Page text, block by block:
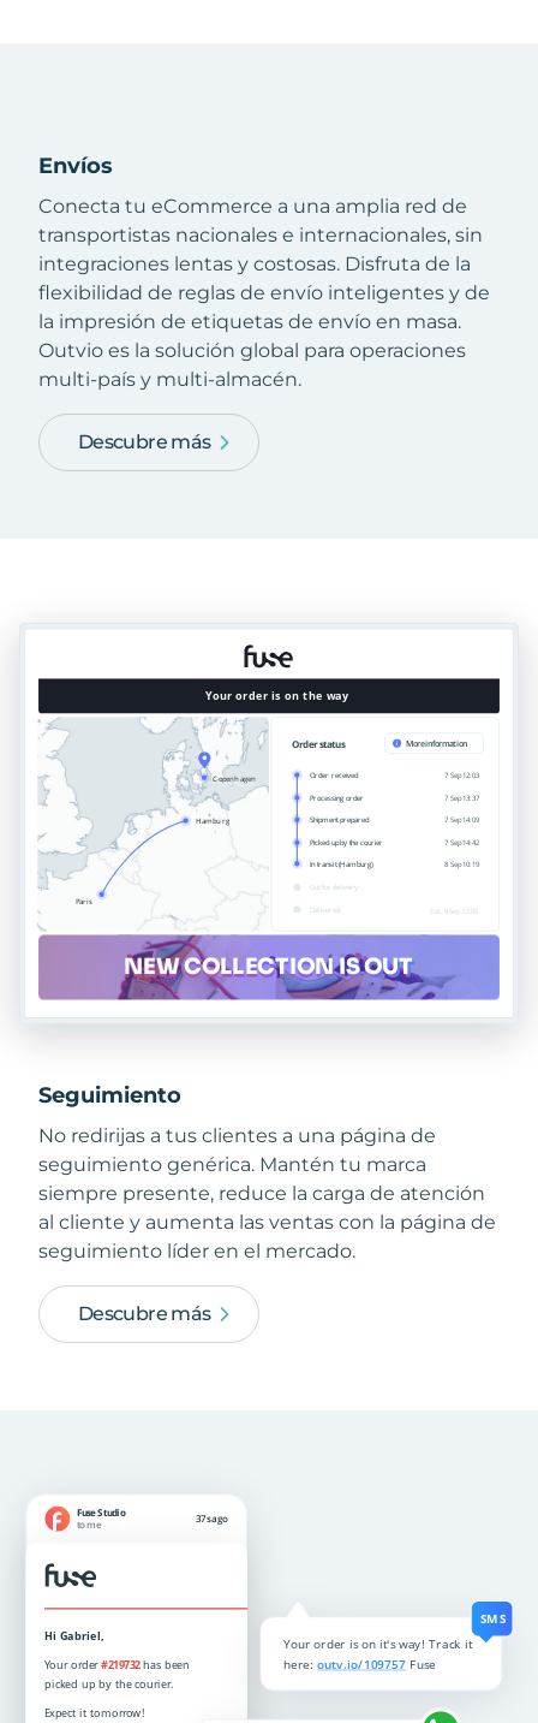
Envíos
Conecta tu eCommerce a una amplia red de
transportistas nacionales e internacionales, sin
integraciones lentas y costosas. Disfruta de la
flexibilidad de reglas de envío inteligentes y de
la impresión de etiquetas de envío en masa.
Outvio es la solución global para operaciones
multi-país y multi-almacén.
Descubre más
Seguimiento
No redirijas a tus clientes a una página de
seguimiento genérica. Mantén tu marca
siempre presente, reduce la carga de atención
al cliente y aumenta las ventas con la página de
seguimiento líder en el mercado.
Descubre más